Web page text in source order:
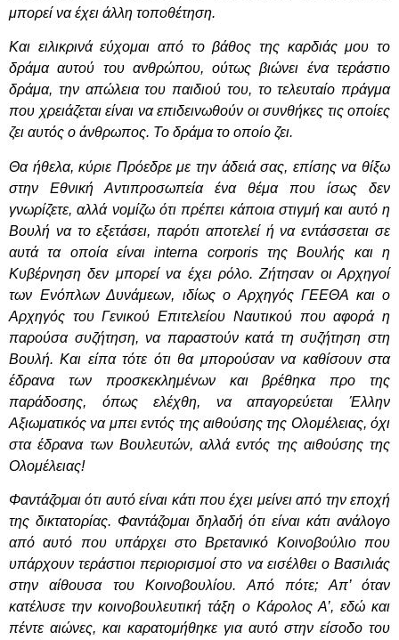
μπορεί να έχει άλλη τοποθέτηση.
Και ειλικρινά εύχομαι από το βάθος της καρδιάς μου το
δράμα αυτού του ανθρώπου, ούτως βιώνει ένα τεράστιο
δράμα, την απώλεια του παιδιού του, το τελευταίο πράγμα
που χρειάζεται είναι να επιδεινωθούν οι συνθήκες τις οποίες
ζει αυτός ο άνθρωπος. Το δράμα το οποίο ζει.
Θα ήθελα, κύριε Πρόεδρε με την άδειά σας, επίσης να θίξω
στην Εθνική Αντιπροσωπεία ένα θέμα που ίσως δεν
γνωρίζετε, αλλά νομίζω ότι πρέπει κάποια στιγμή και αυτό η
Βουλή να το εξετάσει, παρότι αποτελεί ή να εντάσσεται σε
αυτά τα οποία είναιinterna corporis της Βουλής και η
Κυβέρνηση δεν μπορεί να έχει ρόλο. Ζήτησαν οι Αρχηγοί
των Ενόπλων Δυνάμεων, ιδίως ο Αρχηγός ΓΕΕΘΑ και ο
Αρχηγός του Γενικού Επιτελείου Ναυτικού που αφορά η
παρούσα συζήτηση, να παραστούν κατά τη συζήτηση στη
Βουλή. Και είπα τότε ότι θα μπορούσαν να καθίσουν στα
έδρανα των προσκεκλημένων και βρέθηκα προ της
παράδοσης, όπως ελέχθη, να απαγορεύεται Έλλην
Αξιωματικός να μπει εντός της αιθούσης της Ολομέλειας, όχι
στα έδρανα των Βουλευτών, αλλά εντός της αιθούσης της
Ολομέλειας!
Φαντάζομαι ότι αυτό είναι κάτι που έχει μείνει από την εποχή
της δικτατορίας. Φαντάζομαι δηλαδή ότι είναι κάτι ανάλογο
από αυτό που υπάρχει στο Βρετανικό Κοινοβούλιο που
υπάρχουν τεράστιοι περιορισμοί στο να εισέλθει ο Βασιλιάς
στην αίθουσα του Κοινοβουλίου. Από πότε; Απ’ όταν
κατέλυσε την κοινοβουλευτική τάξη ο Κάρολος Α’, εδώ και
πέντε αιώνες, και καρατομήθηκε για αυτό στην είσοδο του